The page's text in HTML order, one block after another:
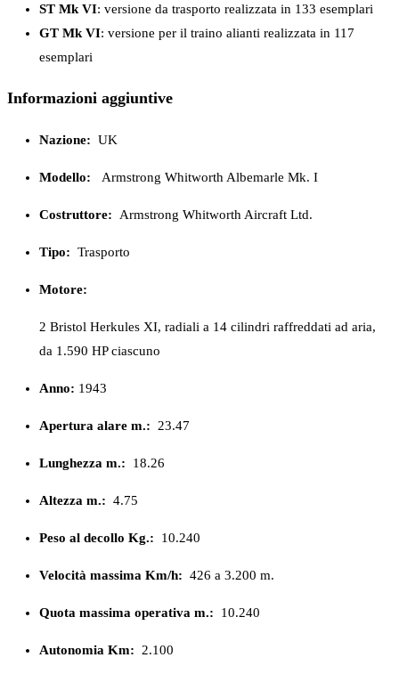
ST Mk VI: versione da trasporto realizzata in 133 esemplari
GT Mk VI: versione per il traino alianti realizzata in 117
esemplari
Informazioni aggiuntive
Nazione: UK
Modello: Armstrong Whitworth Albemarle Mk. I
Costruttore: Armstrong Whitworth Aircraft Ltd.
Tipo: Trasporto
Motore:
2 Bristol Herkules XI, radiali a 14 cilindri raffreddati ad aria,
da 1.590 HP ciascuno
Anno: 1943
Apertura alare m.: 23.47
Lunghezza m.: 18.26
Altezza m.: 4.75
Peso al decollo Kg.: 10.240
Velocità massima Km/h: 426 a 3.200 m.
Quota massima operativa m.: 10.240
Autonomia Km: 2.100